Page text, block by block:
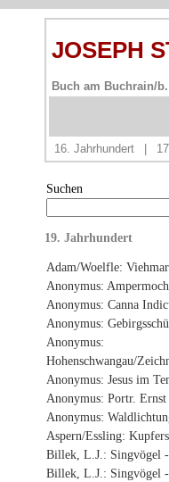
JOSEPH
Buch am Buchrain/
16. Jahrhundert
Suchen
19. Jahrhundert
Adam/Woelfle:
Anonymus: Ampermoch.
Anonymus: Canna
Anonymus:
Anonymus:
Hohenschwangau/
Anonymus: Jesus im
Anonymus: Portr.
Anonymus:
Aspern/Essling:
Billek, L.J.: Singvögel
Billek, L.J.: Singvögel